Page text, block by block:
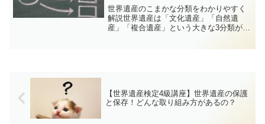
世界遺産のこまかな分類をわかりやすく
解説世界遺産は「文化遺産」「自然遺
産」「複合遺産」という大きな3分類があ
【世界遺産検定4級講座】世界遺産の保護
と保存！どんな取り組み方があるの？